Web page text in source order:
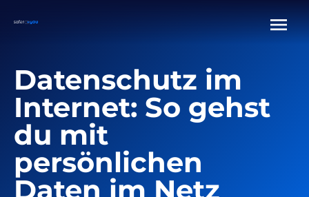
Datenschutz im
Internet: So gehst
du mit
persönlichen
Daten im Netz